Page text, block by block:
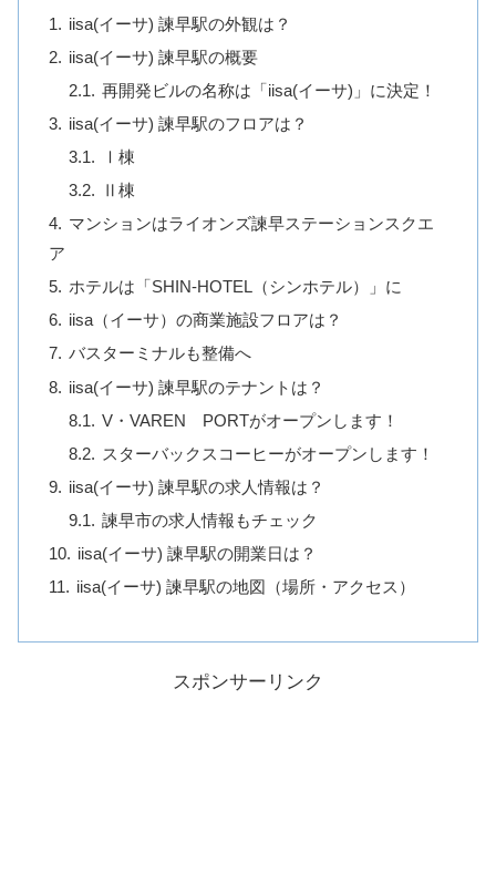
iisa(イーサ) 諫早駅の外観は？
iisa(イーサ) 諫早駅の概要
再開発ビルの名称は「iisa(イーサ)」に決定！
iisa(イーサ) 諫早駅のフロアは？
Ⅰ棟
Ⅱ棟
マンションはライオンズ諫早ステーションスクエ
ア
ホテルは「SHIN-HOTEL（シンホテル）」に
iisa（イーサ）の商業施設フロアは？
バスターミナルも整備へ
iisa(イーサ) 諫早駅のテナントは？
V・VAREN PORTがオープンします！
スターバックスコーヒーがオープンします！
iisa(イーサ) 諫早駅の求人情報は？
諫早市の求人情報もチェック
iisa(イーサ) 諫早駅の開業日は？
iisa(イーサ) 諫早駅の地図（場所・アクセス）
スポンサーリンク